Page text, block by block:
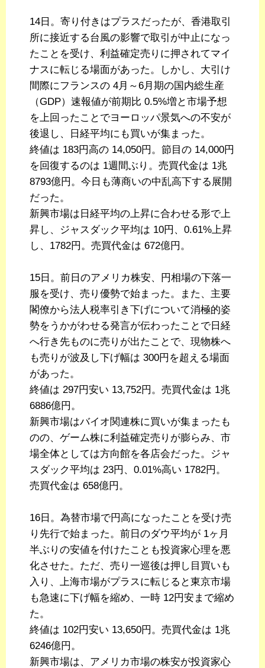
14日。寄り付きはプラスだったが、香港取引
所に接近する台風の影響で取引が中止になっ
たことを受け、利益確定売りに押されてマイ
ナスに転じる場面があった。しかし、大引け
間際にフランスの 4月～6月期の国内総生産
（GDP）速報値が前期比 0.5%増と市場予想
を上回ったことでヨーロッパ景気への不安が
後退し、日経平均にも買いが集まった。
終値は 183円高の 14,050円。節目の 14,000円
を回復するのは 1週間ぶり。売買代金は 1兆
8793億円。今日も薄商いの中乱高下する展開
だった。
新興市場は日経平均の上昇に合わせる形で上
昇し、ジャスダック平均は 10円、0.61%上昇
し、1782円。売買代金は 672億円。
15日。前日のアメリカ株安、円相場の下落一
服を受け、売り優勢で始まった。また、主要
閣僚から法人税率引き下げについて消極的姿
勢をうかがわせる発言が伝わったことで日経
へ行き先ものに売りが出たことで、現物株へ
も売りが波及し下げ幅は 300円を超える場面
があった。
終値は 297円安い 13,752円。売買代金は 1兆
6886億円。
新興市場はバイオ関連株に買いが集まったも
のの、ゲーム株に利益確定売りが膨らみ、市
場全体としては方向館を各店会だった。ジャ
スダック平均は 23円、0.01%高い 1782円。
売買代金は 658億円。
16日。為替市場で円高になったことを受け売
り先行で始まった。前日のダウ平均が 1ヶ月
半ぶりの安値を付けたことも投資家心理を悪
化させた。ただ、売り一巡後は押し目買いも
入り、上海市場がプラスに転じると東京市場
も急速に下げ幅を縮め、一時 12円安まで縮め
た。
終値は 102円安い 13,650円。売買代金は 1兆
6246億円。
新興市場は、アメリカ市場の株安が投資家心